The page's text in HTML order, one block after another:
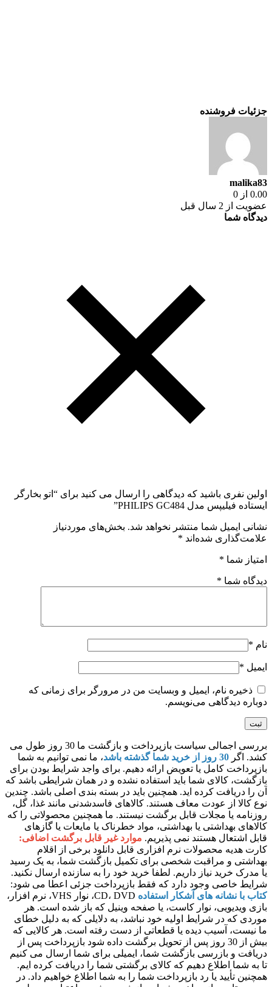
جزئیات فروشنده
malika83
0.00 از 0
عضویت از 2 سال قبل
دیدگاه شما
اولین نفری باشید که دیدگاهی را ارسال می کنید برای “اتو بخارگر
ایستاده فیلیپس مدل PHILIPS GC484”
نشانی ایمیل شما منتشر نخواهد شد. بخش‌های موردنیاز
علامت‌گذاری شده‌اند *
امتیاز شما *
دیدگاه شما *
نام *
ایمیل *
ذخیره نام، ایمیل و وبسایت من در مرورگر برای زمانی که
دوباره دیدگاهی می‌نویسم.
بررسی اجمالی سیاست بازپرداخت و بازگشت ما 30 روز طول می
کشد. اگر
، ما نمی توانیم به شما
بازپرداخت کامل یا تعویض ارائه دهیم. برای واجد شرایط بودن برای
بازگشت، کالای شما باید استفاده نشده و در همان شرایطی باشد که
آن را دریافت کرده اید. همچنین باید در بسته بندی اصلی باشد. چندین
نوع کالا از عودت معاف هستند. کالاهای فاسدشدنی مانند غذا، گل،
روزنامه یا مجلات قابل برگشت نیستند. ما همچنین محصولاتی را که
کالاهای بهداشتی یا بهداشتی، مواد خطرناک یا مایعات یا گازهای
قابل اشتعال هستند نمی پذیریم. موارد غیر قابل برگشت اضافی:
کارت هدیه محصولات نرم افزاری قابل دانلود برخی از اقلام
بهداشتی و مراقبت شخصی برای تکمیل بازگشت شما، به یک رسید
یا مدرک خرید نیاز داریم. لطفا خرید خود را به سازنده ارسال نکنید.
شرایط خاصی وجود دارد که فقط بازپرداخت جزئی اعطا می شود:
کتاب با نشانه های آشکار استفاده
CD، DVD، نوار VHS، نرم افزار،
بازی ویدیویی، نوار کاست، یا صفحه وینیل که باز شده است. هر
موردی که در شرایط اولیه خود نباشد، به دلایلی که به دلیل خطای
ما نیست، آسیب دیده یا قطعاتی از دست رفته است. هر کالایی که
بیش از 30 روز پس از تحویل برگشت داده شود بازپرداخت پس از
دریافت و بازرسی بازگشت شما، ایمیلی برای شما ارسال می کنیم
تا به شما اطلاع دهیم که کالای برگشتی شما را دریافت کرده ایم.
همچنین تأیید یا رد بازپرداخت شما را به شما اطلاع خواهیم داد. در